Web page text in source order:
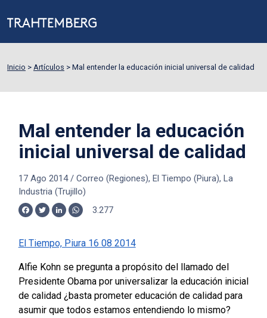
Inicio > Artículos > Mal entender la educación inicial universal de calidad
Mal entender la educación
inicial universal de calidad
17 Ago 2014/ Correo (Regiones), El Tiempo (Piura), La
Industria (Trujillo)
Facebook
TwitterLinkedInWhatsApp
3.277
El Tiempo, Piura 16 08 2014
Alfie Kohn se pregunta a propósito del llamado del
Presidente Obama por universalizar la educación inicial
de calidad ¿basta prometer educación de calidad para
asumir que todos estamos entendiendo lo mismo?